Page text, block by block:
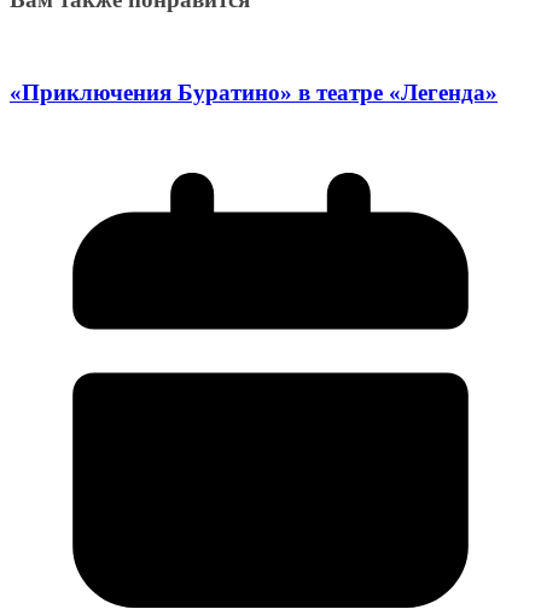
«Приключения Буратино» в театре «Легенда»